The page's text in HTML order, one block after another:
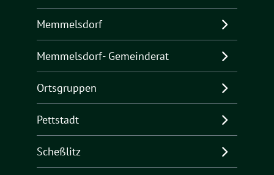
Memmelsdorf
Memmelsdorf- Gemeinderat
Ortsgruppen
Pettstadt
Scheßlitz